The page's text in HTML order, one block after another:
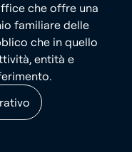
che offre una
familiare delle
che in quello
entità e